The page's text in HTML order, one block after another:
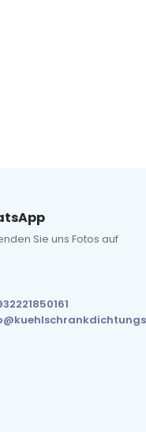
Sie uns Fotos auf